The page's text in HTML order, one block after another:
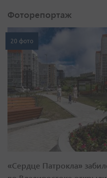
Фоторепортаж
20 фото
«Сердце Патрокла»